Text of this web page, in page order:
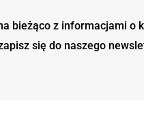
bieżąco z informacjami o
się do naszego